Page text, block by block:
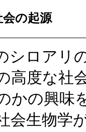
の起源
ロアリ
高度な社
かの興味
会生物学